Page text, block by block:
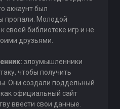
аккаунт был
пропали. Молодой
своей библиотеке игр и не
друзьями.
злоумышленники
чтобы получить
Они создали поддельный
официальный сайт
ввести свои данные.